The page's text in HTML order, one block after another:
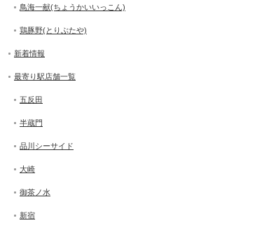
鳥海一献(ちょうかいいっこん)
鶏豚野(とりぶたや)
新着情報
最寄り駅店舗一覧
五反田
半蔵門
品川シーサイド
大崎
御茶ノ水
新宿